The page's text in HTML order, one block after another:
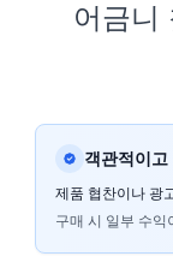
어금니
객관적이
제품 협찬이나 광
구매 시 일부 수익